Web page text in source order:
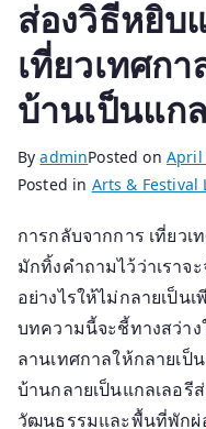
ส่องวิธีหยิบ
เที่ยวเทศก
บ้านเป็นแก
ByadminPosted on April
Posted in Arts & Festival
การกลับจากการ เที่ยว
มักทิ้งคำถามไว้ว่าเราจ
อย่างไรให้ไม่กลายเป็น
บทความนี้จะชี้ทางสว่า
ลานเทศกาลให้กลายเ
บ้านกลายเป็นแกลเลอรี
วัฒนธรรมและพื้นที่พักผ่